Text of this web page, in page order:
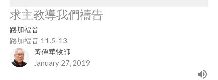
求主教導我們禱告
路加福音
路加福音 11:5-13
黃偉華牧師
January 27, 2019